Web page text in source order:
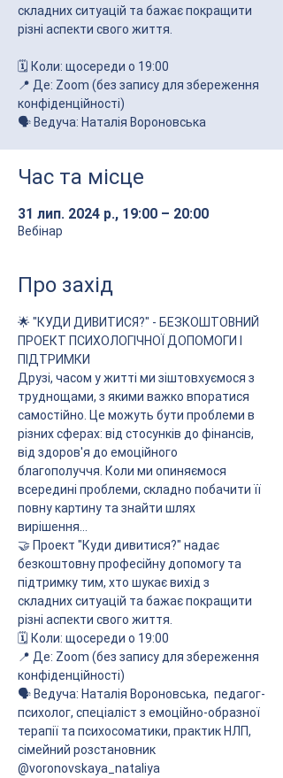
складних ситуацій та бажає покращити
різні аспекти свого життя.
🗓 Коли: щосереди о 19:00
📍 Де: Zoom (без запису для збереження
конфіденційності)
🗣 Ведуча: Наталія Вороновська
Час та місце
31 лип. 2024 р., 19:00 – 20:00
Вебінар
Про захід
🌟 "КУДИ ДИВИТИСЯ?" - БЕЗКОШТОВНИЙ
ПРОЕКТ ПСИХОЛОГІЧНОЇ ДОПОМОГИ І
ПІДТРИМКИ
Друзі, часом у житті ми зіштовхуємося з
труднощами, з якими важко впоратися
самостійно. Це можуть бути проблеми в
різних сферах: від стосунків до фінансів,
від здоров'я до емоційного
благополуччя. Коли ми опиняємося
всередині проблеми, складно побачити її
повну картину та знайти шлях
вирішення...
🤝 Проект "Куди дивитися?" надає
безкоштовну професійну допомогу та
підтримку тим, хто шукає вихід з
складних ситуацій та бажає покращити
різні аспекти свого життя.
🗓 Коли: щосереди о 19:00
📍 Де: Zoom (без запису для збереження
конфіденційності)
🗣 Ведуча: Наталія Вороновська,  педагог-
психолог, спеціаліст з емоційно-образної
терапії та психосоматики, практик НЛП,
сімейний розстановник
@voronovskaya_nataliya